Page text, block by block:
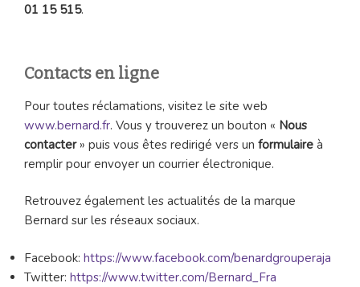
01 15 515.
Contacts en ligne
Pour toutes réclamations, visitez le site web
www.bernard.fr. Vous y trouverez un bouton « Nous
contacter» puis vous êtes redirigé vers un formulaire à
remplir pour envoyer un courrier électronique.
Retrouvez également les actualités de la marque
Bernard sur les réseaux sociaux.
Facebook: https://www.facebook.com/benardgrouperaja
Twitter: https://www.twitter.com/Bernard_Fra